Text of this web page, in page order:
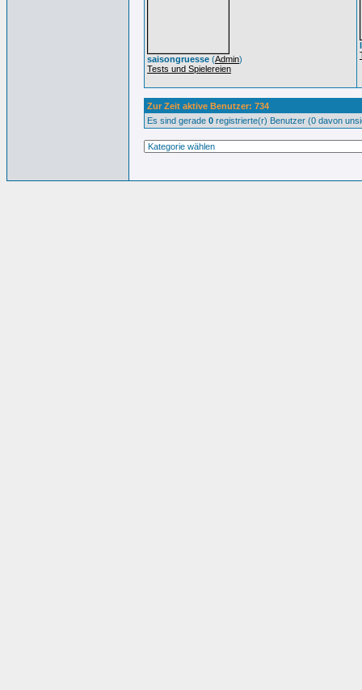
saisongruesse (Admin)
Tests und Spielereien
Zur Zeit aktive Benutzer: 734
Es sind gerade 0 registrierte(r) Benutzer (0 davon